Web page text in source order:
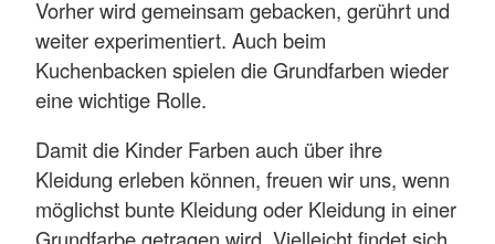
Vorher wird gemeinsam gebacken, gerührt und
weiter experimentiert. Auch beim
Kuchenbacken spielen die Grundfarben wieder
eine wichtige Rolle.
Damit die Kinder Farben auch über ihre
Kleidung erleben können, freuen wir uns, wenn
möglichst bunte Kleidung oder Kleidung in einer